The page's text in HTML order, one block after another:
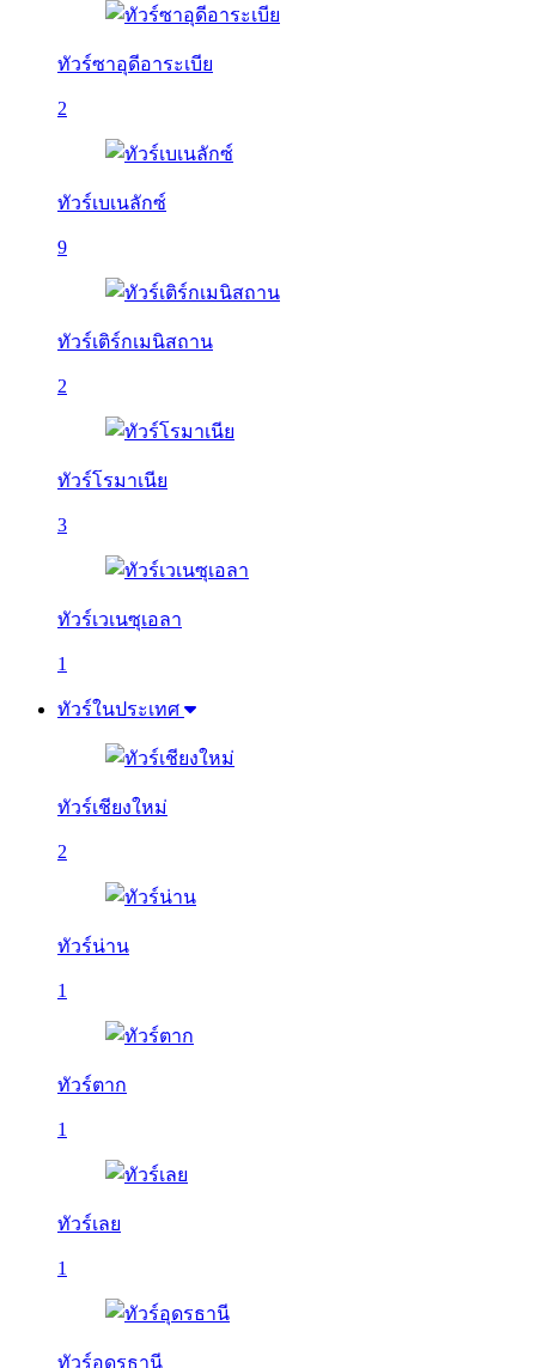
ทัวร์ซาอุดีอาระเบีย
2
ทัวร์เบเนลักซ์
9
ทัวร์เติร์กเมนิสถาน
2
ทัวร์โรมาเนีย
3
ทัวร์เวเนซุเอลา
1
ทัวร์ในประเทศ
ทัวร์เชียงใหม่
2
ทัวร์น่าน
1
ทัวร์ตาก
1
ทัวร์เลย
1
ทัวร์อุดรธานี